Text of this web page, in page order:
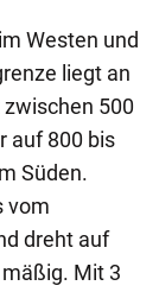
Westen und
liegt an
500
auf 800 bis
Süden.
vom
dreht auf
Mit 3